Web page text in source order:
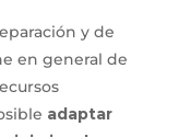
y de
en general de
adaptar